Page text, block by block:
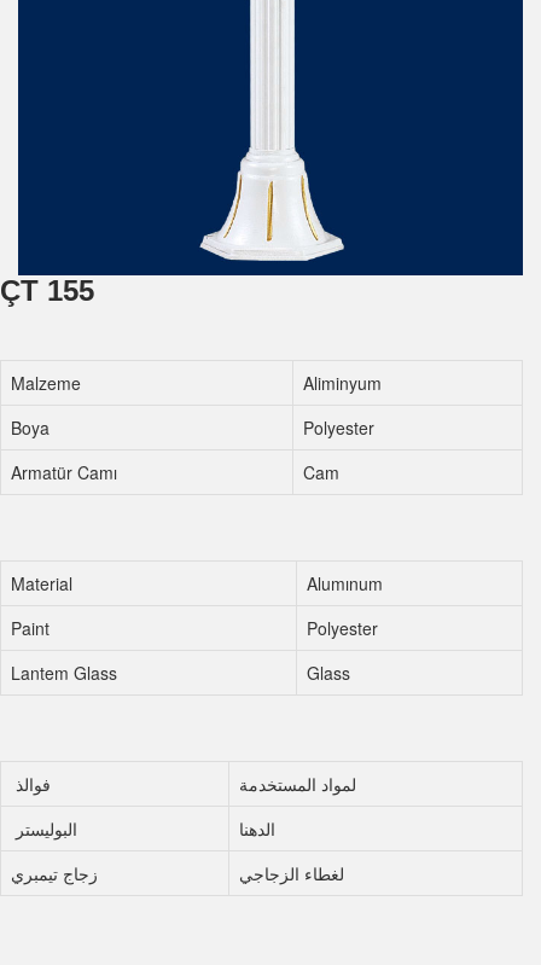
ÇT 155
Malzeme
Aliminyum
Boya
Polyester
Armatür Camı
Cam
Material
Alumınum
Paint
Polyester
Lantem Glass
Glass
فوالذ
لمواد المستخدمة
البوليستر
الدهنا
زجاج تيمبري
لغطاء الزجاجي